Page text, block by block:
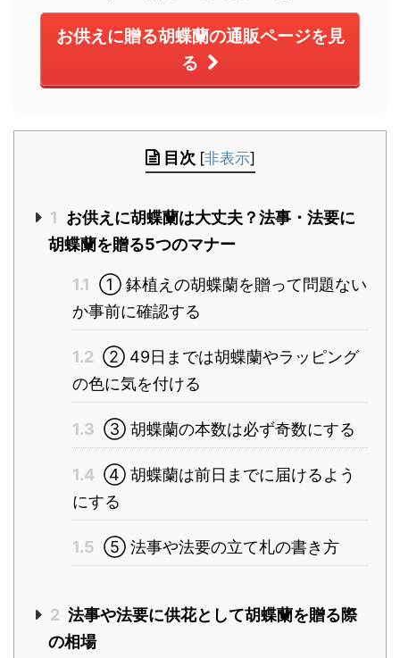
お供えに贈る胡蝶蘭の通販ページを見
る
目次 [非表示]
1 お供えに胡蝶蘭は大丈夫？法事・法要に
胡蝶蘭を贈る5つのマナー
1.1 ① 鉢植えの胡蝶蘭を贈って問題ない
か事前に確認する
1.2 ② 49日までは胡蝶蘭やラッピング
の色に気を付ける
1.3 ③ 胡蝶蘭の本数は必ず奇数にする
1.4 ④ 胡蝶蘭は前日までに届けるよう
にする
1.5 ⑤ 法事や法要の立て札の書き方
2 法事や法要に供花として胡蝶蘭を贈る際
の相場